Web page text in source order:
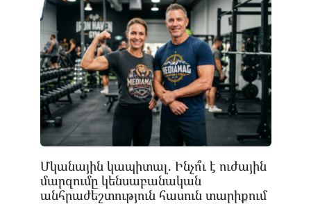
Մկանային կապիտալ. Ինչո՞ւ է ուժային
մարզումը կենսաբանական
անհրաժեշտություն հասուն տարիքում